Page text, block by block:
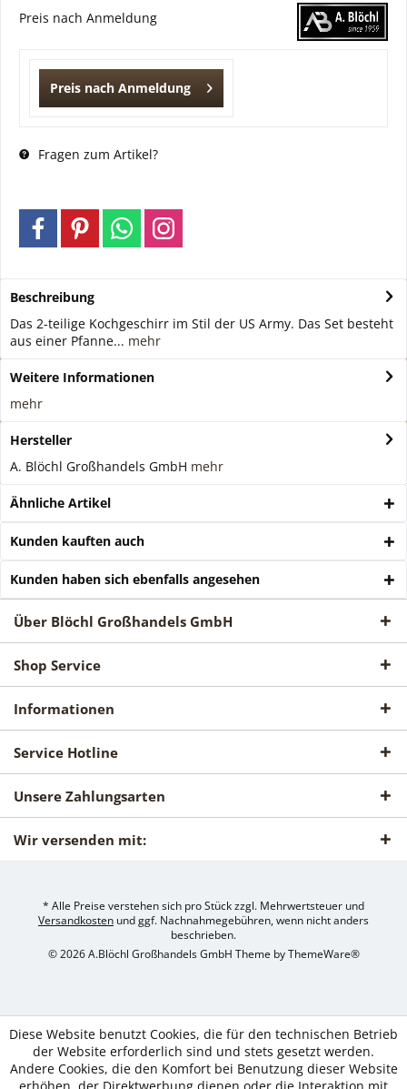
Preis nach Anmeldung
Preis nach Anmeldung
Fragen zum Artikel?
Beschreibung
Das 2-teilige Kochgeschirr im Stil der US Army. Das Set besteht
aus einer Pfanne... mehr
Weitere Informationen
mehr
Hersteller
A. Blöchl Großhandels GmbH mehr
Ähnliche Artikel
Kunden kauften auch
Kunden haben sich ebenfalls angesehen
Über Blöchl Großhandels GmbH
Shop Service
Informationen
Service Hotline
Unsere Zahlungsarten
Wir versenden mit:
* Alle Preise verstehen sich pro Stück zzgl. Mehrwertsteuer und
Versandkosten und ggf. Nachnahmegebühren, wenn nicht anders
beschrieben.
© 2026 A.Blöchl Großhandels GmbH Theme byThemeWare®
Diese Website benutzt Cookies, die für den technischen Betrieb
der Website erforderlich sind und stets gesetzt werden.
Andere Cookies, die den Komfort bei Benutzung dieser Website